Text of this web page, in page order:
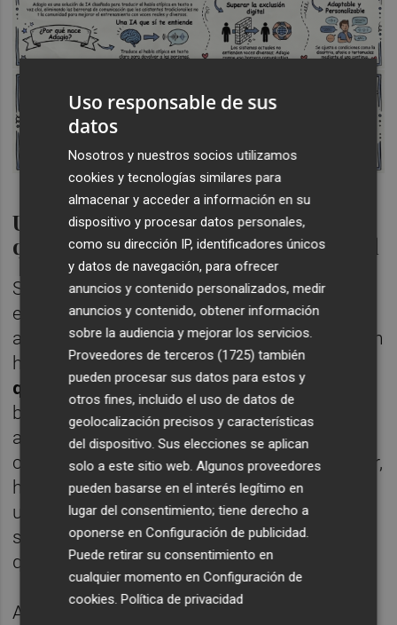
Un proyecto con vocación social y
que impulsa la autonomía personal
Si hay algo que distingue a Adagio por
encima de todo es su vocación, y es que la
aplicación trata de ayudar a las personas con
habla atípica yfomentar, entre otras cosas,
que tengan una mayor autonomía. "El
beneficio principal que reporta Adagio es la
autonomía. Poder hablar y que te entiendan
cambia muchísimas cosas: estudiar, trabajar,
hacer una videollamada, pedir cita, escribir
un correo, participar en una reunión o
simplemente decir lo que quieras sin tener
que repetirlo quince veces", detalla Senent.
Adagio puede ayudar a que personas con
Uso responsable de sus
datos
Nosotros y nuestros socios utilizamos
cookies y tecnologías similares para
almacenar y acceder a información en su
dispositivo y procesar datos personales,
como su dirección IP, identificadores únicos
y datos de navegación, para ofrecer
anuncios y contenido personalizados, medir
anuncios y contenido, obtener información
sobre la audiencia y mejorar los servicios.
Proveedores de terceros (1725) también
pueden procesar sus datos para estos y
otros fines, incluido el uso de datos de
geolocalización precisos y características
del dispositivo. Sus elecciones se aplican
solo a este sitio web. Algunos proveedores
pueden basarse en el interés legítimo en
lugar del consentimiento; tiene derecho a
oponerse enConfiguración de publicidad.
Puede retirar su consentimiento en
cualquier momento enConfiguración de
cookies.Política de privacidad